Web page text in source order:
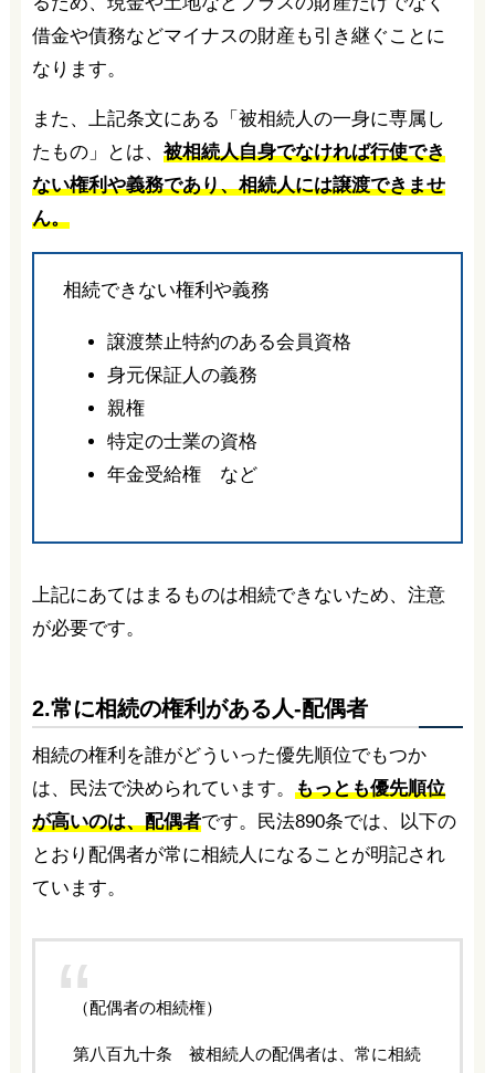
借金や債務などマイナスの財産も引き継ぐことに
なります。
また、上記条文にある「被相続人の一身に専属し
たもの」とは、 被相続人自身でなければ行使でき
ない権利や義務であり、相続人には譲渡できませ
ん。
相続できない権利や義務
譲渡禁止特約のある会員資格
身元保証人の義務
親権
特定の士業の資格
年金受給権 など
上記にあてはまるものは相続できないため、注意
が必要です。
2.常に相続の権利がある人‐配偶者
相続の権利を誰がどういった優先順位でもつか
は、民法で決められています。 もっとも優先順位
が高いのは、配偶者です。民法890条では、以下の
とおり配偶者が常に相続人になることが明記され
ています。
（配偶者の相続権）
第八百九十条 被相続人の配偶者は、常に相続